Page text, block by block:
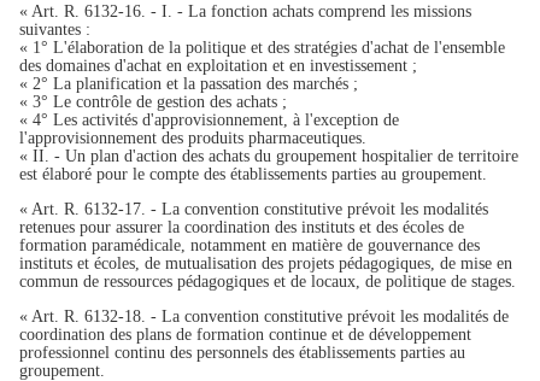
« Art. R. 6132-16. - I. - La fonction achats comprend les missions
suivantes :
« 1° L'élaboration de la politique et des stratégies d'achat de l'ensemble
des domaines d'achat en exploitation et en investissement ;
« 2° La planification et la passation des marchés ;
« 3° Le contrôle de gestion des achats ;
« 4° Les activités d'approvisionnement, à l'exception de
l'approvisionnement des produits pharmaceutiques.
« II. - Un plan d'action des achats du groupement hospitalier de territoire
est élaboré pour le compte des établissements parties au groupement.
« Art. R. 6132-17. - La convention constitutive prévoit les modalités
retenues pour assurer la coordination des instituts et des écoles de
formation paramédicale, notamment en matière de gouvernance des
instituts et écoles, de mutualisation des projets pédagogiques, de mise en
commun de ressources pédagogiques et de locaux, de politique de stages.
« Art. R. 6132-18. - La convention constitutive prévoit les modalités de
coordination des plans de formation continue et de développement
professionnel continu des personnels des établissements parties au
groupement.